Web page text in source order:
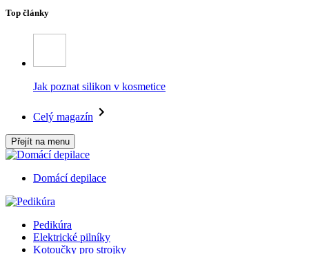
Top články
Jak poznat silikon v kosmetice
Celý magazín
Přejít na menu
Domácí depilace
Pedikúra
Elektrické pilníky
Kotoučky pro strojky